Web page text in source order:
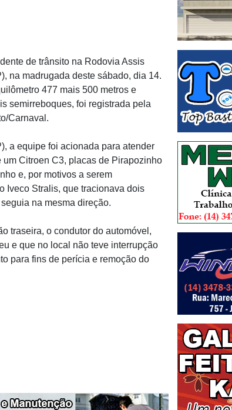
de trânsito na Rodovia Assis
na madrugada deste sábado, dia 14.
477 mais 500 metros e
semirreboques, foi registrada pela
Carnaval.
a equipe foi acionada para atender
Citroen C3, placas de Pirapozinho
e, por motivos a serem
Iveco Stralis, que tracionava dois
na mesma direção.
traseira, o condutor do automóvel,
e que no local não teve interrupção
para fins de perícia e remoção do